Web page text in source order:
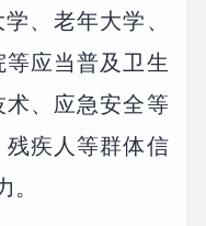
、老年大学、
应当普及卫生
、应急安全等
疾人等群体信
。